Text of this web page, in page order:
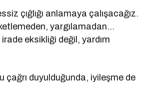
çığlığı anlamaya çalışacağız.
yargılamadan…
eksikliği değil, yardım
çağrı duyulduğunda, iyileşme de